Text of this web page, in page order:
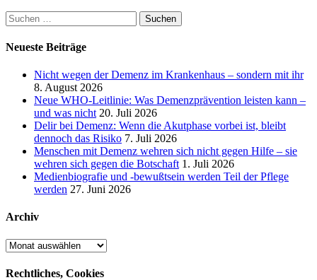
Suchen
nach:
Neueste Beiträge
Nicht wegen der Demenz im Krankenhaus – sondern mit ihr
8. August 2026
Neue WHO-Leitlinie: Was Demenzprävention leisten kann –
und was nicht 20. Juli 2026
Delir bei Demenz: Wenn die Akutphase vorbei ist, bleibt
dennoch das Risiko 7. Juli 2026
Menschen mit Demenz wehren sich nicht gegen Hilfe – sie
wehren sich gegen die Botschaft 1. Juli 2026
Medienbiografie und -bewußtsein werden Teil der Pflege
werden 27. Juni 2026
Archiv
Archiv
Rechtliches, Cookies